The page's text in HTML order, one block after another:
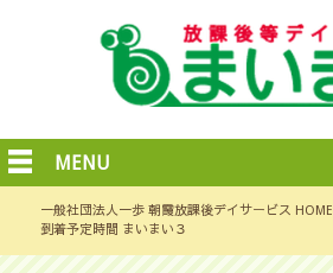
MENU
一般社団法人一歩 朝霞放課後デイサービス HOME
到着予定時間 まいまい３